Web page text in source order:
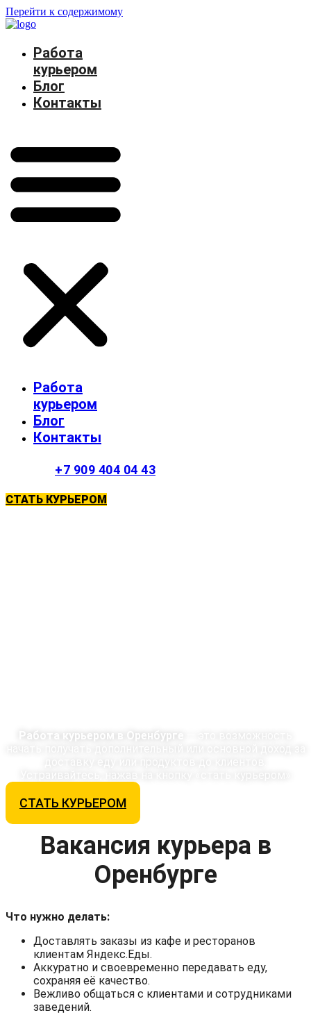
Перейти к содержимому
Работа
курьером
Блог
Контакты
Работа
курьером
Блог
Контакты
+7 909 404 04 43
СТАТЬ КУРЬЕРОМ
Работа курьером в Оренбурге
СТАТЬ КУРЬЕРОМ
Вакансия курьера в
Оренбурге
Что нужно делать:
Доставлять заказы из кафе и ресторанов
клиентам Яндекс.Еды.
Аккуратно и своевременно передавать еду,
сохраняя её качество.
Вежливо общаться с клиентами и сотрудниками
заведений.